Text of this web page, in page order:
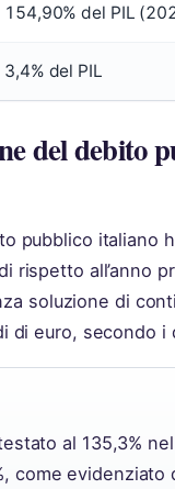
154,90% del PIL
3,4% del PIL
del debito
pubblico italiano
rispetto all’anno
soluzione di
di euro, secondo
al 135,3%
come